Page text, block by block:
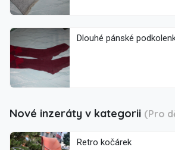
Dlouhé pánské
Nové inzeráty v kategorii (Pro
Retro kočárek